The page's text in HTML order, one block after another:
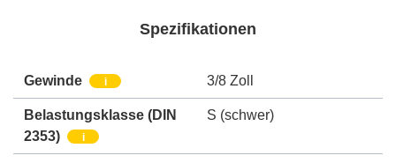
Spezifikationen
Gewinde i 3/8 Zoll
Belastungsklasse (DIN
2353)
i
S (schwer)